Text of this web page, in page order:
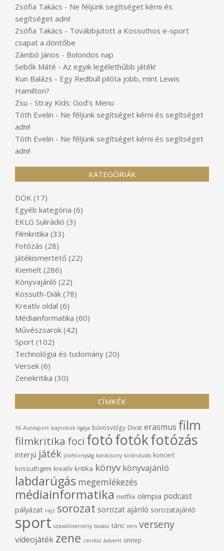
Zsófia Takács - Ne féljünk segítséget kérni és
segítséget adni!
Zsófia Takács - Továbbjutott a Kossuthos e-sport
csapat a döntőbe
Zámbó János - Bolondos nap
Sebők Máté - Az egyik legélethűbb játék!
Kun Balázs - Egy Redbull pilóta jobb, mint Lewis
Hamilton?
Zsu - Stray Kids: God’s Menu
Tóth Evelin - Ne féljünk segítséget kérni és segítséget
adni!
Tóth Evelin - Ne féljünk segítséget kérni és segítséget
adni!
KATEGÓRIÁK
DÖK (17)
Egyéb kategória (6)
EKLG Sulirádió (3)
Filmkritika (33)
Fotózás (28)
Játékismertető (22)
Kiemelt (286)
Könyvajánló (22)
Kossuth-Diák (78)
Kreatív oldal (6)
Médiainformatika (60)
Művészsarok (42)
Sport (102)
Technológia és tudomány (20)
Versek (6)
Zenekritika (30)
CÍMKÉK
56 Autósport bajnokok ligája bűvösvölgy Divat erasmus film
filmkritika foci fotófotókfotózás
interjú játék jótékonyság karácsony kirándulás koncert
kossuthgimi kreatív kritika könyv könyvajánló
labdarúgás megemlékezés
médiainformatika netflix olimpia podcast
pályázat rajz sorozat sorozat ajánló sorozatajánló
sport szavalóverseny tavasz tánc vers verseny
videojáték zene zenész ádvent ünnep